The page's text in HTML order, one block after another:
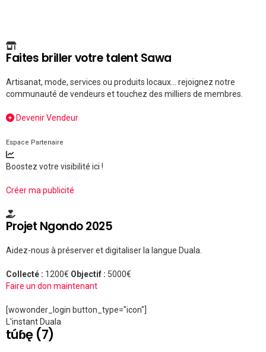
Faites briller votre talent Sawa
Artisanat, mode, services ou produits locaux... rejoignez notre
communauté de vendeurs et touchez des milliers de membres.
Devenir Vendeur
Espace Partenaire
Boostez votre visibilité ici !
Créer ma publicité
Projet Ngondo 2025
Aidez-nous à préserver et digitaliser la langue Duala.
Collecté : 1200€ Objectif : 5000€
Faire un don maintenant
[wowonder_login button_type="icon"]
L'instant Duala
túɓę (7)